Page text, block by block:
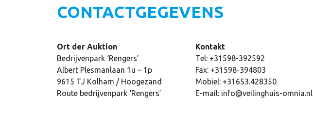
CONTACTGEGEVENS
Ort der Auktion
Bedrijvenpark ‘Rengers’
Albert Plesmanlaan 1u – 1p
9615 TJ Kolham / Hoogezand
Route bedrijvenpark ‘Rengers’
Kontakt
Tel: +31598-392592
Fax: +31598-394803
Mobiel: +31653.428350
E-mail: info@veilinghuis-omnia.nl